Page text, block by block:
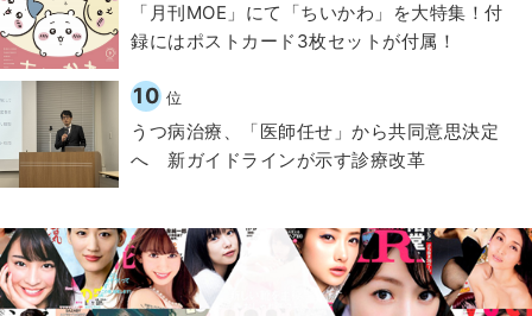
「月刊MOE」にて「ちいかわ」を大特集！付
録にはポストカード3枚セットが付属！
10 位
うつ病治療、「医師任せ」から共同意思決定
へ 新ガイドラインが示す診療改革